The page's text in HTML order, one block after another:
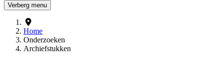
Verberg menu
Home
Onderzoeken
Archiefstukken